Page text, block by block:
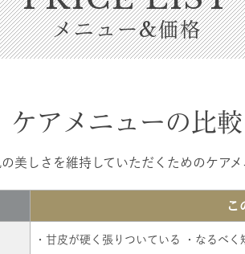
メニュー&価格
ケアメニューの 比較
美しさを維持していただくためのケアメ
こ
・甘皮が硬く張りついている ・なるべ